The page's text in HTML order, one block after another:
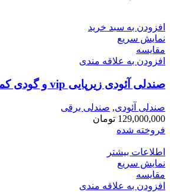
افزودن به سبد خرید
نمایش سریع
مقايسه
افزودن به علاقه مندی
صندلی آئودی زیرپایی vip و گودی کمر
صندلی آئودی, صندلی برقی
129,000,000 تومان
فروخته شده
اطلاعات بیشتر
نمایش سریع
مقايسه
افزودن به علاقه مندی